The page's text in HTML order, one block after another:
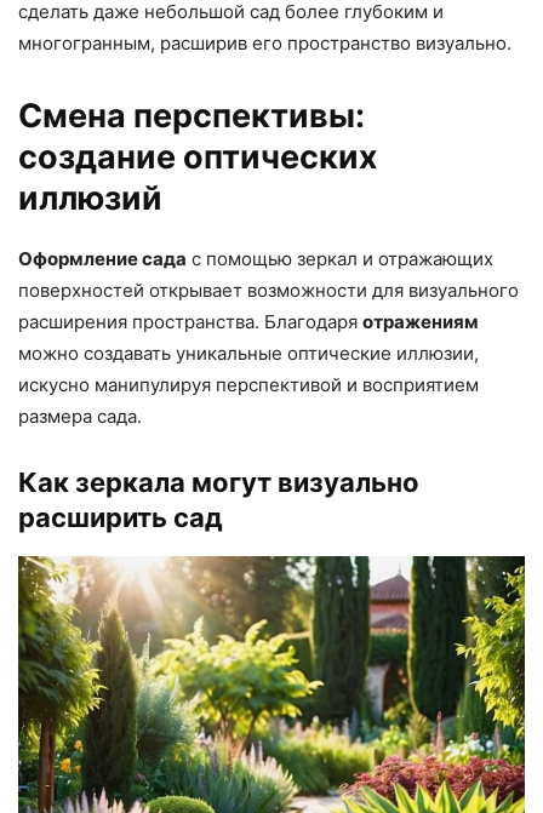
сделать даже небольшой сад более глубоким и
многогранным, расширив его пространство визуально.
Смена перспективы:
создание оптических
иллюзий
Оформление сада с помощью зеркал и отражающих
поверхностей открывает возможности для визуального
расширения пространства. Благодаря отражениям
можно создавать уникальные оптические иллюзии,
искусно манипулируя перспективой и восприятием
размера сада.
Как зеркала могут визуально
расширить сад